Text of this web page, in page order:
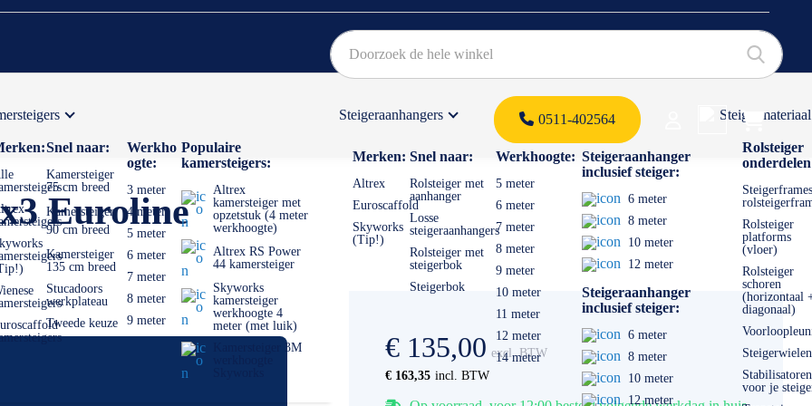
0511-402564
Snel naar:
Kamersteiger
75 cm breed
Kamersteiger
90 cm breed
Kamersteiger
135 cm breed
Stucadoors
werkplateau
Tweede keuze
Werkho
ogte:
3 meter
4 meter
5 meter
6 meter
7 meter
8 meter
9 meter
Populaire
kamersteigers:
Altrex
kamersteiger met
opzetstuk (4 meter
werkhoogte)
Altrex RS Power
44 kamersteiger
Skyworks
kamersteiger
werkhoogte 4
meter (met luik)
Kamersteiger 3M
Steigeraanhangers
Merken:
Altrex
Euroscaffold
Skyworks
(Tip!)
Snel naar:
Rolsteiger met
aanhanger
Losse
steigeraanhangers
Rolsteiger met
steigerbok
Steigerbok
Werkhoogte:
5 meter
6 meter
7 meter
8 meter
9 meter
10 meter
11 meter
12 meter
14 meter
Steigeraanhanger
inclusief steiger:
6 meter
8 meter
10 meter
12 meter
Steigeraanhanger
inclusief steiger:
6 meter
8 meter
10 meter
12 meter
Steigermateriaal
Rolsteiger
Rolsteiger
platforms
(vloer)
Rolsteiger
schoren
(horizontaal
diagonaal)
Steigerwielen
Stabilisatoren
voor je
Euroline
€ 163,35
€ 135,00